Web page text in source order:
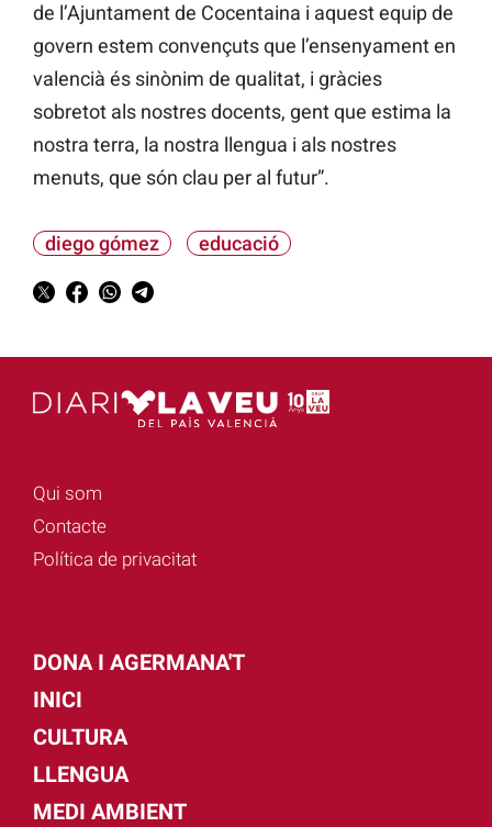
de l’Ajuntament de Cocentaina i aquest equip de
govern estem convençuts que l’ensenyament en
valencià és sinònim de qualitat, i gràcies
sobretot als nostres docents, gent que estima la
nostra terra, la nostra llengua i als nostres
menuts, que són clau per al futur”.
diego gómez educació
Qui som
Contacte
Política de privacitat
DONA I AGERMANA'T
INICI
CULTURA
LLENGUA
MEDI AMBIENT